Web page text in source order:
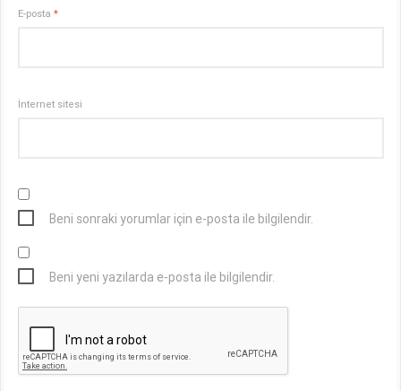
E-posta*
İnternet sitesi
Beni sonraki yorumlar için e-posta ile bilgilendir.
Beni yeni yazılarda e-posta ile bilgilendir.